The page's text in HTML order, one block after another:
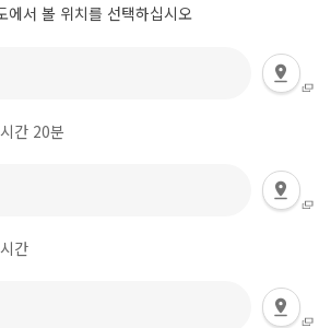
에서 볼 위치를 선택하십시오
간 20분
간